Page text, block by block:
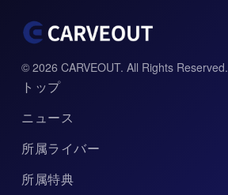
© 2026 CARVEOUT. All Rights Reserved.
トップ
ニュース
所属ライバー
所属特典